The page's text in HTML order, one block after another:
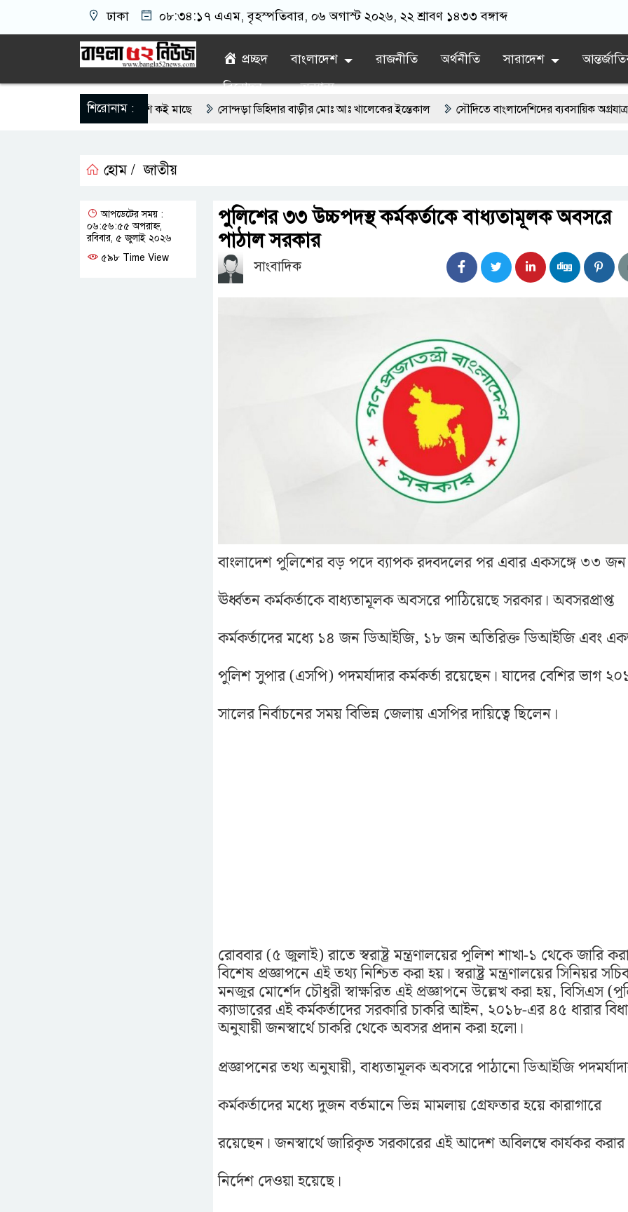
ঢাকা ০৮:৩৪:১৮ এএম, বৃহস্পতিবার, ০৬ অগাস্ট ২০২৬, ২২ শ্রাবণ ১৪৩৩ বঙ্গাব্দ
প্রচ্ছদ বাংলাদেশ রাজনীতি অর্থনীতি সারাদেশ
বিনোদন
অন্যান্য
শিরোনাম :
মাইক্রোপ্লাস্টিক, বেশি কই মাছে সোন্দড়া ডিহিদার বাড়ীর মোঃ আঃ খালেকের ইন্তেকাল সৌদিতে বাংলাদেশিদের ব্যবসায়িক অগ্রযাত্রায় নতুন
ড্রাম, মাদক কারবারি আটক লুটপাট ও পাচারমুখী বাজেট সংশোধনের দাবিতে ফরিদগঞ্জে অহিংস গণঅভ্যুত্থান বাংলাদেশের উঠান বৈঠক
রহমান খানের যোগদান
হোম / জাতীয়
পুলিশের ৩৩ উচ্চপদস্থ কর্মকর্তাকে বাধ্যতামূলক অবসরে
পাঠাল সরকার
সাংবাদিক
বাংলাদেশ পুলিশের বড় পদে ব্যাপক রদবদলের পর এবার একসঙ্গে ৩৩ জন
ঊর্ধ্বতন কর্মকর্তাকে বাধ্যতামূলক অবসরে পাঠিয়েছে সরকার। অবসরপ্রাপ্ত
কর্মকর্তাদের মধ্যে ১৪ জন ডিআইজি, ১৮ জন অতিরিক্ত ডিআইজি এবং
পুলিশ সুপার (এসপি) পদমর্যাদার কর্মকর্তা রয়েছেন। যাদের বেশির ভাগ
সালের নির্বাচনের সময় বিভিন্ন জেলায় এসপির দায়িত্বে ছিলেন।
রোববার (৫ জুলাই) রাতে স্বরাষ্ট্র মন্ত্রণালয়ের পুলিশ শাখা-১ থেকে জারি
বিশেষ প্রজ্ঞাপনে এই তথ্য নিশ্চিত করা হয়। স্বরাষ্ট্র মন্ত্রণালয়ের সিনিয়র
মনজুর মোর্শেদ চৌধুরী স্বাক্ষরিত এই প্রজ্ঞাপনে উল্লেখ করা হয়, বিসিএস
ক্যাডারের এই কর্মকর্তাদের সরকারি চাকরি আইন, ২০১৮-এর ৪৫ ধারার
অনুযায়ী জনস্বার্থে চাকরি থেকে অবসর প্রদান করা হলো।
প্রজ্ঞাপনের তথ্য অনুযায়ী, বাধ্যতামূলক অবসরে পাঠানো ডিআইজি
কর্মকর্তাদের মধ্যে দুজন বর্তমানে ভিন্ন মামলায় গ্রেফতার হয়ে কারাগারে
রয়েছেন। জনস্বার্থে জারিকৃত সরকারের এই আদেশ অবিলম্বে কার্যকর করার
নির্দেশ দেওয়া হয়েছে।
আপডেটের সময় :
০৬:৫৬:৫৫ অপরাহ্ন,
রবিবার, ৫ জুলাই ২০২৬
৫৯৮ Time View